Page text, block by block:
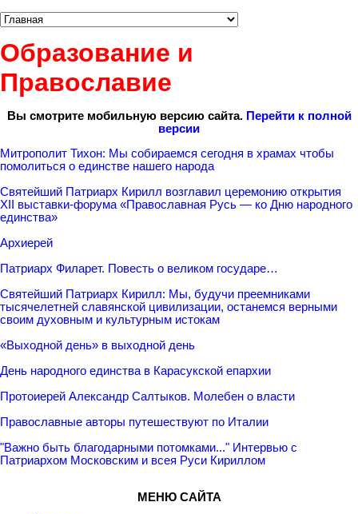
Образование и
Православие
Вы смотрите мобильную версию сайта. Перейти к полной
версии
Митрополит Тихон: Мы собираемся сегодня в храмах чтобы
помолиться о единстве нашего народа
Святейший Патриарх Кирилл возглавил церемонию открытия
XII выставки-форума «Православная Русь — ко Дню народного
единства»
Архиерей
Патриарх Филарет. Повесть о великом государе…
Святейший Патриарх Кирилл: Мы, будучи преемниками
тысячелетней славянской цивилизации, останемся верными
своим духовным и культурным истокам
«Выходной день» в выходной день
День народного единства в Карасукской епархии
Протоиерей Александр Салтыков. Молебен о власти
Православные авторы путешествуют по Италии
"Важно быть благодарными потомками..." Интервью с
Патриархом Московским и всея Руси Кириллом
МЕНЮ САЙТА